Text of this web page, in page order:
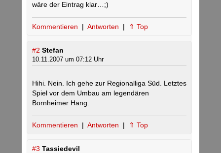
wäre der Eintrag klar…;)
Kommentieren | Antworten | ⇑ Top
#2 Stefan
10.11.2007 um 07:12 Uhr
Hihi. Nein. Ich gehe zur Regionalliga Süd. Letztes
Spiel vor dem Umbau am legendären
Bornheimer Hang.
Kommentieren | Antworten | ⇑ Top
#3 Tassiedevil